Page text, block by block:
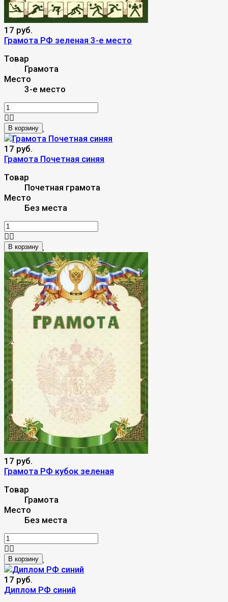
17 руб.
Грамота РФ зеленая 3-е место
Товар
Грамота
Место
3-е место
В корзину
17 руб.
Грамота Почетная синяя
Товар
Почетная грамота
Место
Без места
В корзину
17 руб.
Грамота РФ кубок зеленая
Товар
Грамота
Место
Без места
В корзину
17 руб.
Диплом РФ синий